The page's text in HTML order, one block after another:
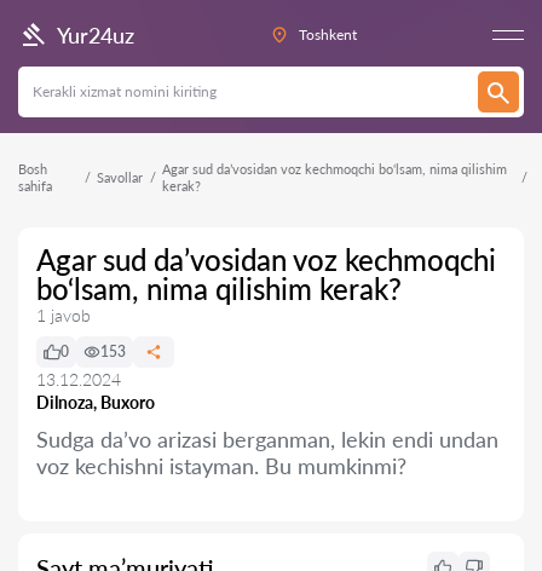
Yur24uz Toshkent
Bosh
sahifa
Savollar
Agar sud da’vosidan voz kechmoqchi bo‘lsam, nima qilishim
kerak?
Agar sud da’vosidan voz kechmoqchi
bo‘lsam, nima qilishim kerak?
1 javob
Dilnoza, Buxoro
0 153
13.12.2024
Sudga da’vo arizasi berganman, lekin endi undan
voz kechishni istayman. Bu mumkinmi?